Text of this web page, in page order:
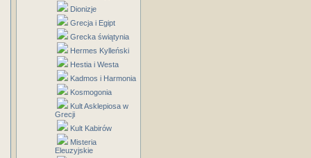
Dionizje
Grecja i Egipt
Grecka świątynia
Hermes Kylleński
Hestia i Westa
Kadmos i Harmonia
Kosmogonia
Kult Asklepiosa w
Grecji
Kult Kabirów
Misteria
Eleuzyjskie